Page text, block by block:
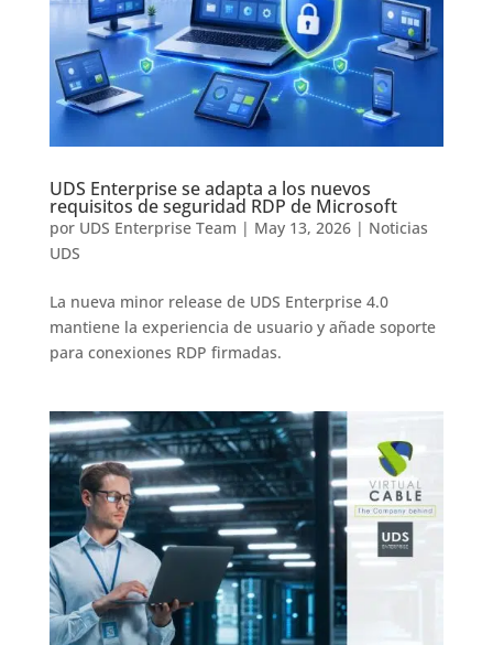
UDS Enterprise se adapta a los nuevos
requisitos de seguridad RDP de Microsoft
por UDS Enterprise Team | May 13, 2026| Noticias
UDS
La nueva minor release de UDS Enterprise 4.0
mantiene la experiencia de usuario y añade soporte
para conexiones RDP firmadas.